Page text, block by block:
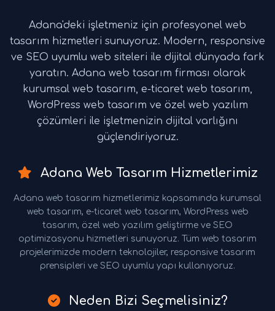
Adana'deki işletmeniz için profesyonel web
tasarım hizmetleri sunuyoruz. Modern, responsive
ve SEO uyumlu web siteleri ile dijital dünyada fark
yaratın. Adana web tasarım firması olarak
kurumsal web tasarım, e-ticaret web tasarım,
WordPress web tasarım ve özel web yazılım
çözümleri ile işletmenizin dijital varlığını
güçlendiriyoruz.
Adana Web Tasarım Hizmetlerimiz
Adana web tasarım hizmetlerimiz kapsamında kurumsal
web tasarım, e-ticaret web tasarım, WordPress web
tasarım, özel web yazılım geliştirme ve SEO
optimizasyonu hizmetleri sunuyoruz. Tüm web tasarım
projelerimizde modern teknolojiler, responsive tasarım
prensipleri ve SEO uyumlu yapı kullanıyoruz.
Neden Bizi Seçmelisiniz?